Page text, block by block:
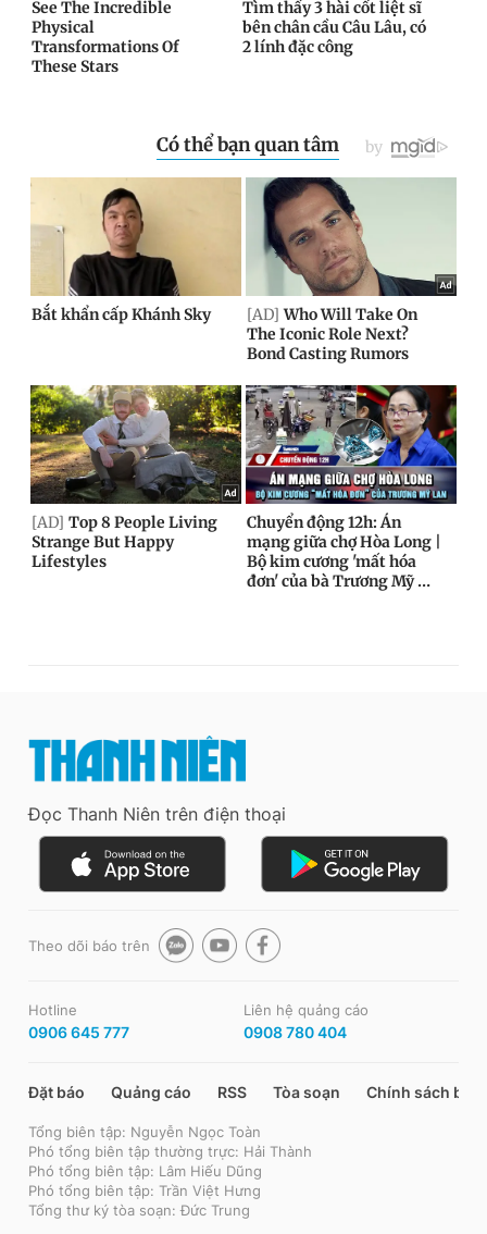
Đọc Thanh Niên trên điện thoại
Theo dõi báo trên
Hotline
0906 645 777
Liên hệ quảng cáo
0908 780 404
Đặt báo Quảng cáo RSS Tòa soạn Chính sách bảo
Tổng biên tập: Nguyễn Ngọc Toàn
Phó tổng biên tập thường trực: Hải Thành
Phó tổng biên tập: Lâm Hiếu Dũng
Phó tổng biên tập: Trần Việt Hưng
Tổng thư ký tòa soạn: Đức Trung